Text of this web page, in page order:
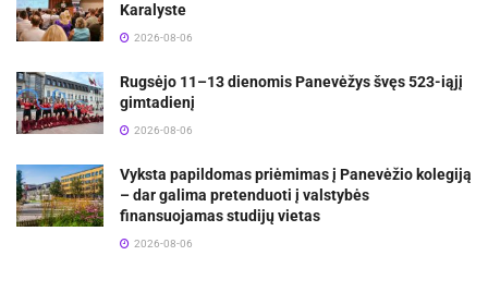
Karalyste
2026-08-06
Rugsėjo 11–13 dienomis Panevėžys švęs 523-iąjį
gimtadienį
2026-08-06
Vyksta papildomas priėmimas į Panevėžio kolegiją
– dar galima pretenduoti į valstybės
finansuojamas studijų vietas
2026-08-06